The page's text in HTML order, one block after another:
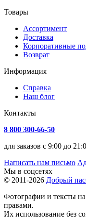
Товары
Ассортимент
Доставка
Корпоративные
Возврат
Информация
Справка
Наш блог
Контакты
8 800 300-66-50
для заказов с 9:00 до
Написать нам письмо
Мы в соцсетях
© 2011-2026 Добрый
Фотографии и тексты
правами.
Их использование без